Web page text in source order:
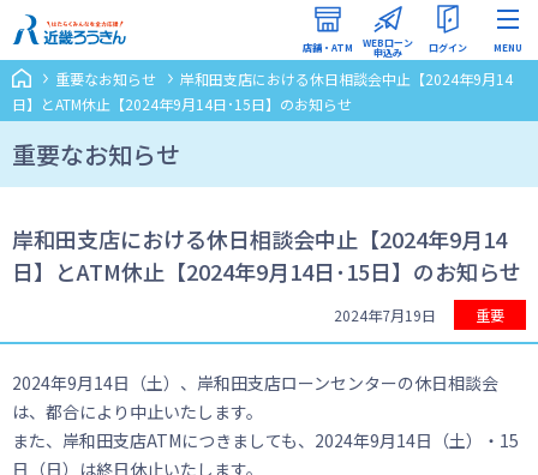
店舗・ATM WEBローン
申込み ログイン
インターネットバンキング
（ろうきんダイレクト）
MENU
重要なお知らせ
岸和田支店における休日相談会中止【2024年9月14
日】とATM休止【2024年9月14日･15日】のお知らせ
重要なお知らせ
岸和田支店における休日相談会中止【2024年9月14
日】とATM休止【2024年9月14日･15日】のお知らせ
重要
2024年7月19日
2024年9月14日（土）、岸和田支店ローンセンターの休日相談会
は、都合により中止いたします。
また、岸和田支店ATMにつきましても、2024年9月14日（土）・15
日（日）は終日休止いたします。